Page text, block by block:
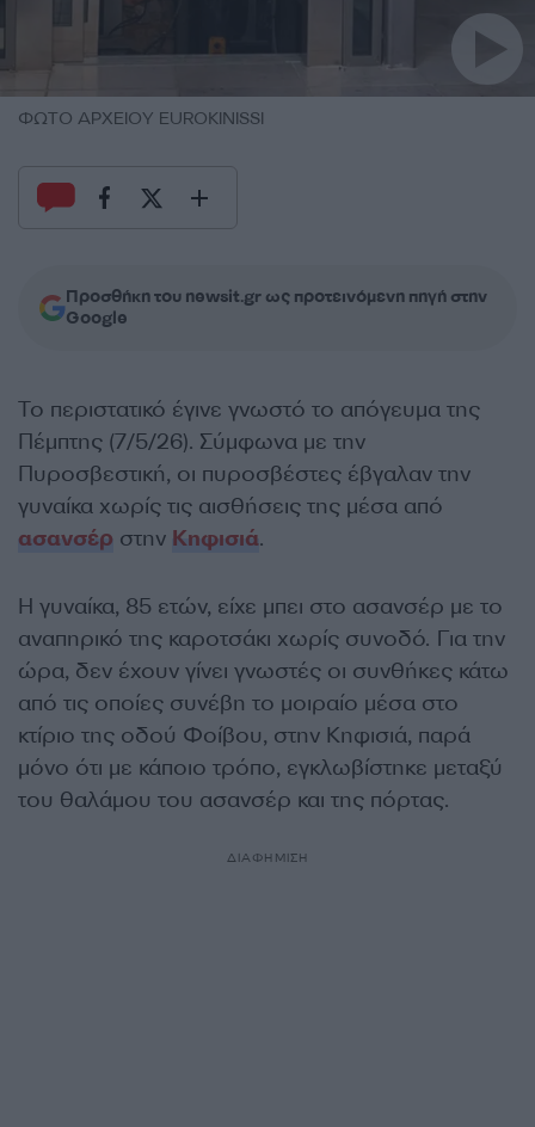
ΦΩΤΟ ΑΡΧΕΙΟΥ EUROKINISSI
Προσθήκη του newsit.gr ως προτεινόμενη πηγή στην
Google
Το περιστατικό έγινε γνωστό το απόγευμα της
Πέμπτης (7/5/26). Σύμφωνα με την
Πυροσβεστική, οι πυροσβέστες έβγαλαν την
γυναίκα χωρίς τις αισθήσεις της μέσα από
ασανσέρ στην Κηφισιά.
Η γυναίκα, 85 ετών, είχε μπει στο ασανσέρ με το
αναπηρικό της καροτσάκι χωρίς συνοδό. Για την
ώρα, δεν έχουν γίνει γνωστές οι συνθήκες κάτω
από τις οποίες συνέβη το μοιραίο μέσα στο
κτίριο της οδού Φοίβου, στην Κηφισιά, παρά
μόνο ότι με κάποιο τρόπο, εγκλωβίστηκε μεταξύ
του θαλάμου του ασανσέρ και της πόρτας.
ΔΙΑΦΗΜΙΣΗ